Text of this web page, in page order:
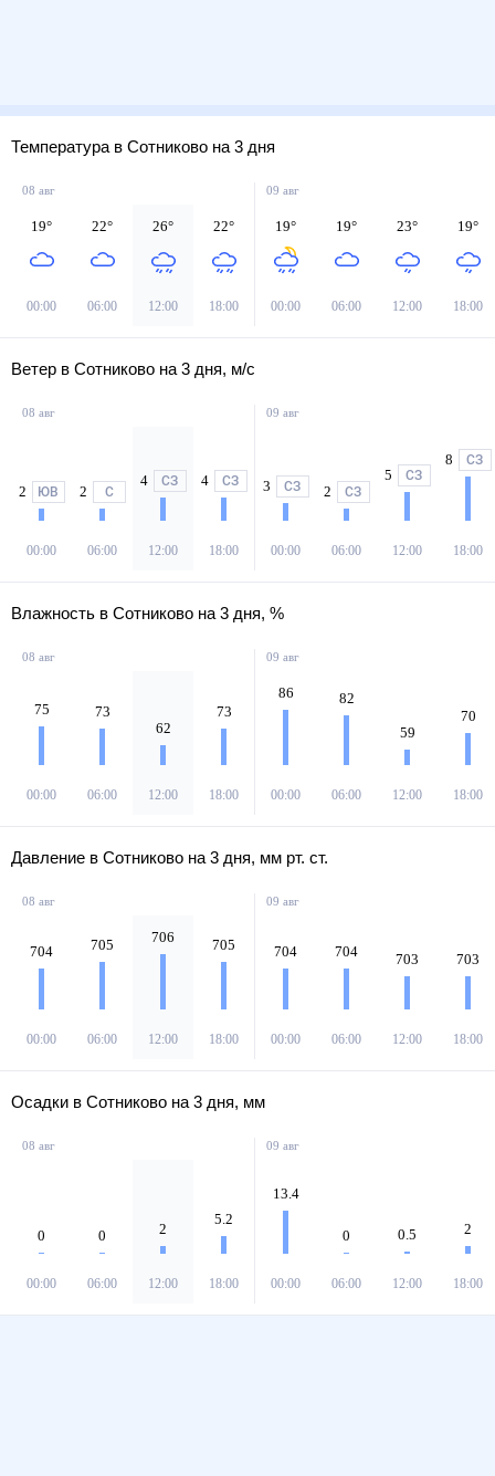
Температура в Сотниково на 3 дня
08 авг
19°
00:00
22°
06:00
26°
12:00
22°
18:00
09 авг
19°
00:00
19°
06:00
23°
12:00
19°
18:00
Ветер в Сотниково на 3 дня, м/с
08 авг
2 ЮВ
00:00
2 С
06:00
4 СЗ
12:00
4 СЗ
18:00
09 авг
3 СЗ
00:00
2 СЗ
06:00
5 СЗ
12:00
8 СЗ
18:00
Влажность в Сотниково на 3 дня, %
08 авг
75
00:00
73
06:00
62
12:00
73
18:00
09 авг
86
00:00
82
06:00
59
12:00
70
18:00
Давление в Сотниково на 3 дня, мм рт. ст.
08 авг
704
00:00
705
06:00
706
12:00
705
18:00
09 авг
704
00:00
704
06:00
703
12:00
703
18:00
Осадки в Сотниково на 3 дня, мм
08 авг
0
00:00
0
06:00
2
12:00
5.2
18:00
09 авг
13.4
00:00
0
06:00
0.5
12:00
2
18:00